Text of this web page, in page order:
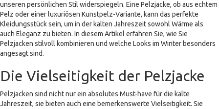
unseren persönlichen Stil widerspiegeln. Eine Pelzjacke, ob aus echtem
Pelz oder einer luxuriösen Kunstpelz-Variante, kann das perfekte
Kleidungsstück sein, um in der kalten Jahreszeit sowohl Wärme als
auch Eleganz zu bieten. In diesem Artikel erfahren Sie, wie Sie
Pelzjacken stilvoll kombinieren und welche Looks im Winter besonders
angesagt sind.
Die Vielseitigkeit der Pelzjacke
Pelzjacken sind nicht nur ein absolutes Must-have für die kalte
Jahreszeit, sie bieten auch eine bemerkenswerte Vielseitigkeit. Sie